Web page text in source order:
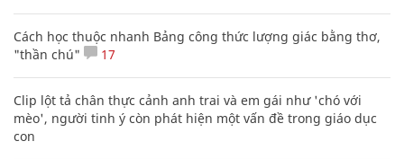
Cách học thuộc nhanh Bảng công thức lượng giác bằng thơ,
"thần chú"
17
Clip lột tả chân thực cảnh anh trai và em gái như 'chó với
mèo', người tinh ý còn phát hiện một vấn đề trong giáo dục
con